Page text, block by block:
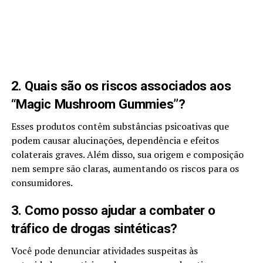
2. Quais são os riscos associados aos
“Magic Mushroom Gummies”?
Esses produtos contêm substâncias psicoativas que
podem causar alucinações, dependência e efeitos
colaterais graves. Além disso, sua origem e composição
nem sempre são claras, aumentando os riscos para os
consumidores.
3. Como posso ajudar a combater o
tráfico de drogas sintéticas?
Você pode denunciar atividades suspeitas às